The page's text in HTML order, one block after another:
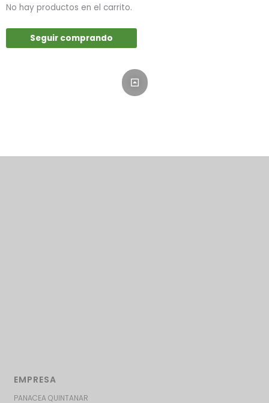
No hay productos en el carrito.
Seguir comprando
EMPRESA
PANACEA QUINTANAR